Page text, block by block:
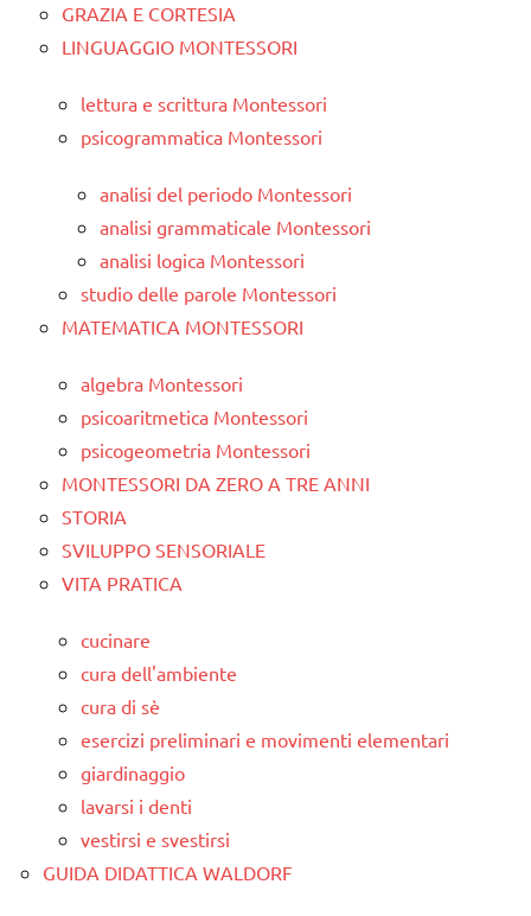
GRAZIA E CORTESIA
LINGUAGGIO MONTESSORI
lettura e scrittura Montessori
psicogrammatica Montessori
analisi del periodo Montessori
analisi grammaticale Montessori
analisi logica Montessori
studio delle parole Montessori
MATEMATICA MONTESSORI
algebra Montessori
psicoaritmetica Montessori
psicogeometria Montessori
MONTESSORI DA ZERO A TRE ANNI
STORIA
SVILUPPO SENSORIALE
VITA PRATICA
cucinare
cura dell'ambiente
cura di sè
esercizi preliminari e movimenti elementari
giardinaggio
lavarsi i denti
vestirsi e svestirsi
GUIDA DIDATTICA WALDORF